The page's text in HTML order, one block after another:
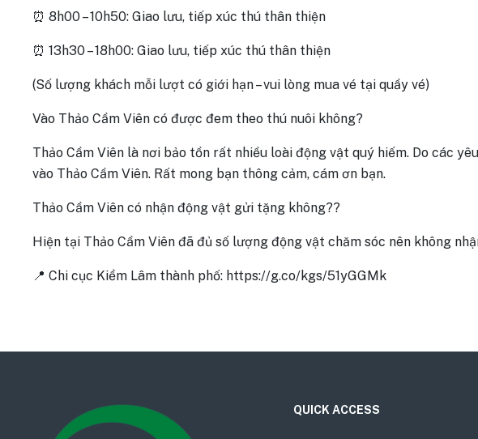
⏰ 8h00 – 10h50: Giao lưu, tiếp xúc thú thân thiện
⏰ 13h30 – 18h00: Giao lưu, tiếp xúc thú thân thiện
(Số lượng khách mỗi lượt có giới hạn – vui lòng mua vé tại quầy vé)
Vào Thảo Cầm Viên có được đem theo thú nuôi không?
Thảo Cầm Viên là nơi bảo tồn rất nhiều loài động vật quý hiếm. Do các
vào Thảo Cầm Viên. Rất mong bạn thông cảm, cám ơn bạn.
Thảo Cầm Viên có nhận động vật gửi tặng không??
Hiện tại Thảo Cầm Viên đã đủ số lượng động vật chăm sóc nên không
📍 Chi cục Kiểm Lâm thành phố: https://g.co/kgs/51yGGMk
QUICK ACCESS